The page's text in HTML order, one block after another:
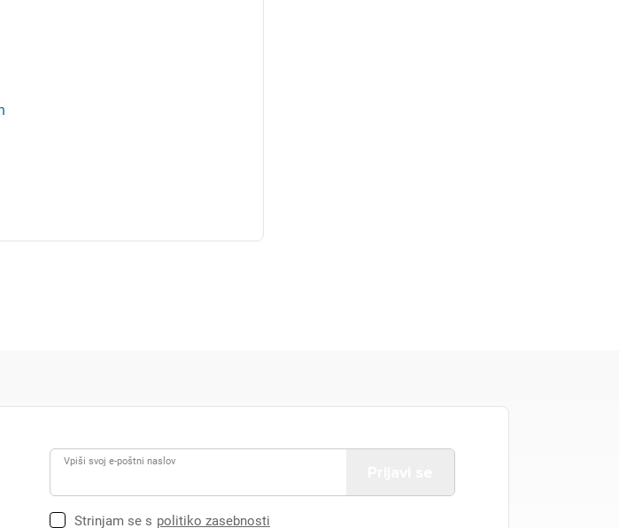
Vpiši svoj e-poštni naslov
Strinjam se s politiko zasebnosti